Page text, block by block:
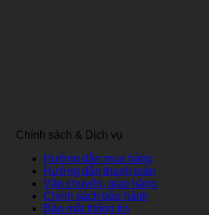
Chính sách & Dịch vụ
Hướng dẫn mua hàng
Hướng dẫn thanh toán
Vận chuyển, giao hàng
Chính sách bảo hành
Bảo mật thông tin